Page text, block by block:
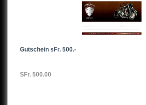
Gutschein sFr. 500.-
SFr. 500.00